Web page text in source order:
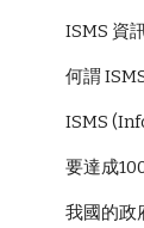
ISMS 資
何謂
ISMS
要達成
我國的政